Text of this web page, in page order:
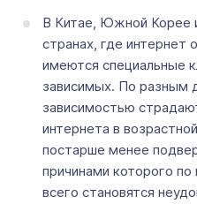
В Китае, Южной Корее
странах, где интернет
имеются специальные
зависимых. По разным
зависимостью
интернета в
постарше менее
причинами которого
всего становятся